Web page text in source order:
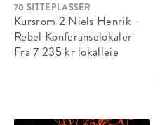
70 SITTEPLASSER
Kursrom 2 Niels Henrik -
Rebel Konferanselokaler
Fra 7 235 kr lokalleie